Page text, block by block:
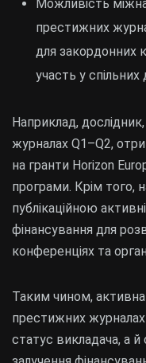
Можливість
престижних
для закордонних
участь у
Наприклад,
журналах Q1–Q2,
на гранти Horizon
програми. Крім того,
публікаційною
фінансування для
конференціях та
Таким чином, активна
престижних
статус викладача, а